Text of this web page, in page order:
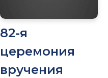
82-я
церемония
вручения